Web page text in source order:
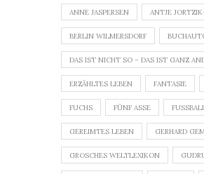
ANNE JASPERSEN ANTJE
BERLIN WILMERSDORF
DAS IST NICHT SO – DAS IST GANZ
ERZÄHLTES LEBEN FANTASIE
FUCHS FÜNF ASSE FUSSBALL
GEREIMTES LEBEN GERHARD
GROSCHES WELTLEXIKON